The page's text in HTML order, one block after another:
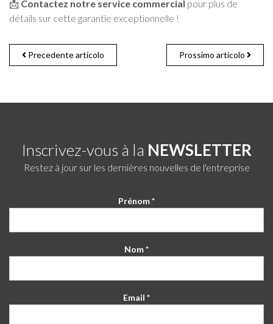
📩 Contactez notre service commercial pour plus de
détails sur cette garantie exceptionnelle !
Precedente articolo Prossimo articolo
Inscrivez-vous à la NEWSLETTER
Restez à jour sur les dernières nouvelles de l'entreprise
Prénom *
Nom *
Email *